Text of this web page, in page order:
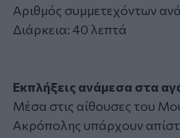
Αριθμός συμμετεχόντων
Διάρκεια: 40 λεπτά
Εκπλήξεις ανάμεσα στα
Μέσα στις αίθουσες του
Ακρόπολης υπάρχουν